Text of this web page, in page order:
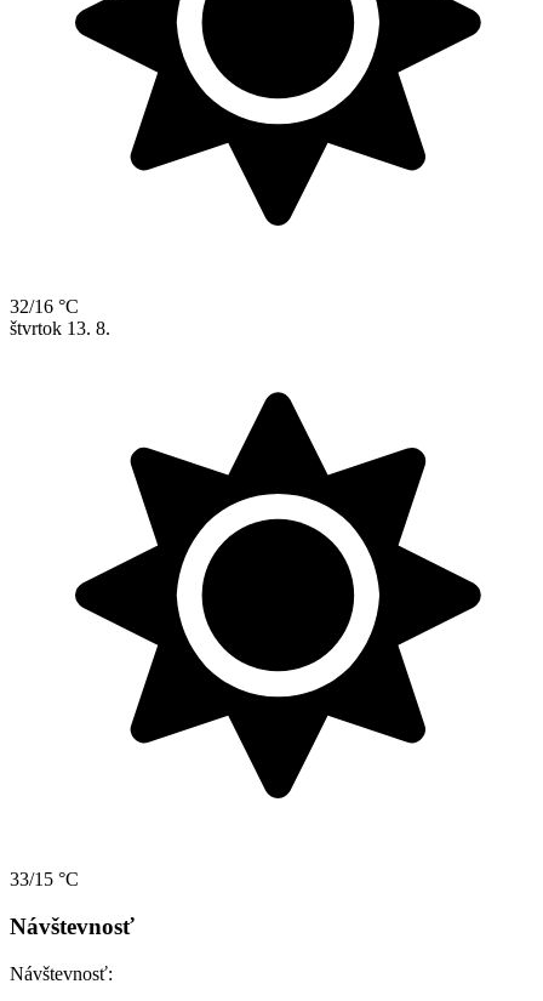
32/16 °C
štvrtok 13. 8.
33/15 °C
Návštevnosť
Návštevnosť: